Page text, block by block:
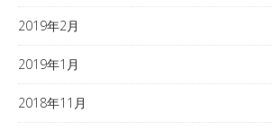
2019年2月
2019年1月
2018年11月